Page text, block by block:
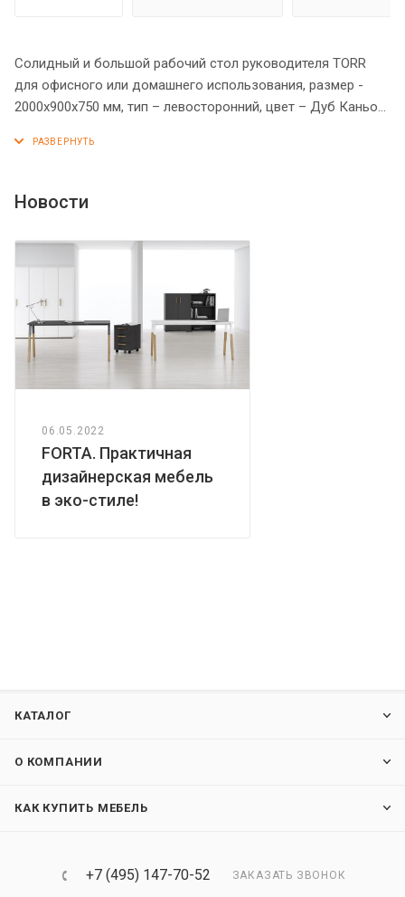
Солидный и большой рабочий стол руководителя TORR
для офисного или домашнего использования, размер -
2000х900х750 мм, тип – левосторонний, цвет – Дуб Каньон.
увеличенной ширины из ЛДСП 38 мм, которые
опорами установлены специальные проставки, что
внутри кромки, что придает ей стильный 3D эффект. Торцы
дополнительных элементов надежно защищены кромкой
ПВХ 2 мм. Конструкция стола оснащена прочными
силовыми креплениями – эксцентриковыми стяжками.
Регулируемые по высоте опоры обеспечат столу
Новости
06.05.2022
FORTA. Практичная
дизайнерская мебель
в эко-стиле!
КАТАЛОГ
О КОМПАНИИ
КАК КУПИТЬ МЕБЕЛЬ
+7 (495) 147-70-52 ЗАКАЗАТЬ ЗВОНОК